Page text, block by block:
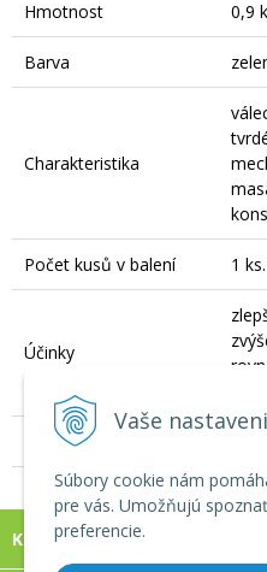
Vaše
Súbory cookie nám
pre vás. Umožňujú
preferencie.
Hmotnost 0,9
Barva
Charakteristika
Počet kusů v balení 1 ks.
Účinky
Veľkosť
KONTAKT